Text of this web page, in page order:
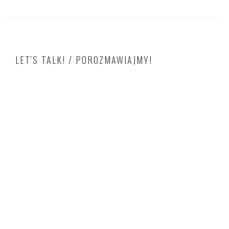
LET'S TALK! / POROZMAWIAJMY!